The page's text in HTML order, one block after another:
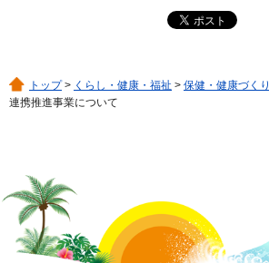
トップ> くらし・健康・福祉 > 保健・健康づくり
連携推進事業について